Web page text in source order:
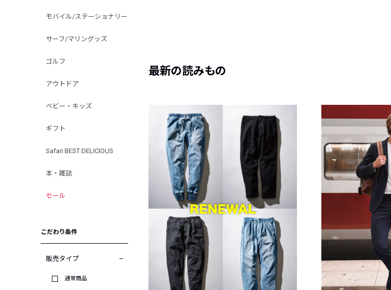
モバイル/ステーショナリー
サーフ/マリングッズ
ゴルフ
アウトドア
ベビー・キッズ
ギフト
Safari BEST DELICIOUS
本・雑誌
セール
こだわり条件
販売タイプ
通常商品
最新の読みもの